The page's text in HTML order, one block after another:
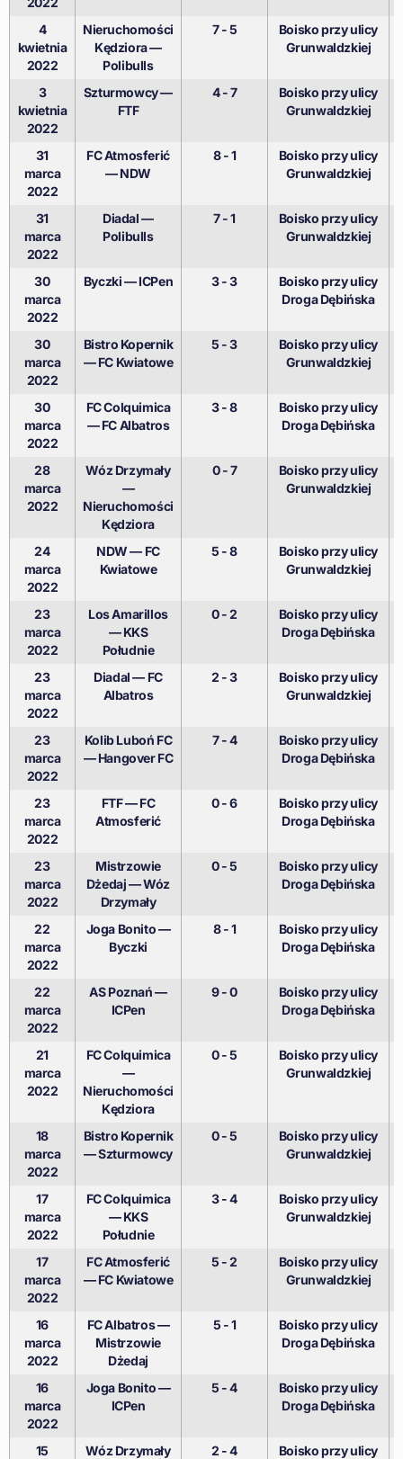
4
kwietnia
2022
Nieruchomości
Kędziora —
Polibulls
7 - 5
Boisko przy ulicy
Grunwaldzkiej
3
kwietnia
2022
Szturmowcy —
FTF
4 - 7
Boisko przy ulicy
Grunwaldzkiej
31
marca
2022
FC Atmosferić
— NDW
8 - 1
Boisko przy ulicy
Grunwaldzkiej
31
marca
2022
Diadal —
Polibulls
7 - 1
Boisko przy ulicy
Grunwaldzkiej
30
marca
2022
Byczki — ICPen 3 - 3
Boisko przy ulicy
Droga Dębińska
30
marca
2022
Bistro Kopernik
— FC Kwiatowe
5 - 3
Boisko przy ulicy
Grunwaldzkiej
30
marca
2022
FC Colquimica
— FC Albatros
3 - 8
Boisko przy ulicy
Droga Dębińska
28
marca
2022
Wóz Drzymały
—
Nieruchomości
Kędziora
0 - 7
Boisko przy ulicy
Grunwaldzkiej
24
marca
2022
NDW — FC
Kwiatowe
5 - 8
Boisko przy ulicy
Grunwaldzkiej
23
marca
2022
Los Amarillos
— KKS
Południe
0 - 2
Boisko przy ulicy
Droga Dębińska
23
marca
2022
Diadal — FC
Albatros
2 - 3
Boisko przy ulicy
Grunwaldzkiej
23
marca
2022
Kolib Luboń FC
— Hangover FC
7 - 4
Boisko przy ulicy
Droga Dębińska
23
marca
2022
FTF — FC
Atmosferić
0 - 6
Boisko przy ulicy
Droga Dębińska
23
marca
2022
Mistrzowie
Dżedaj — Wóz
Drzymały
0 - 5
Boisko przy ulicy
Droga Dębińska
22
marca
2022
Joga Bonito —
Byczki
8 - 1
Boisko przy ulicy
Droga Dębińska
22
marca
2022
AS Poznań —
ICPen
9 - 0
Boisko przy ulicy
Droga Dębińska
21
marca
2022
FC Colquimica
—
Nieruchomości
Kędziora
0 - 5
Boisko przy ulicy
Grunwaldzkiej
18
marca
2022
Bistro Kopernik
— Szturmowcy
0 - 5
Boisko przy ulicy
Grunwaldzkiej
17
marca
2022
FC Colquimica
— KKS
Południe
3 - 4
Boisko przy ulicy
Grunwaldzkiej
17
marca
2022
FC Atmosferić
— FC Kwiatowe
5 - 2
Boisko przy ulicy
Grunwaldzkiej
16
marca
2022
FC Albatros —
Mistrzowie
Dżedaj
5 - 1
Boisko przy ulicy
Droga Dębińska
16
marca
2022
Joga Bonito —
ICPen
5 - 4
Boisko przy ulicy
Droga Dębińska
15
Wóz Drzymały
2 - 4
Boisko przy ulicy